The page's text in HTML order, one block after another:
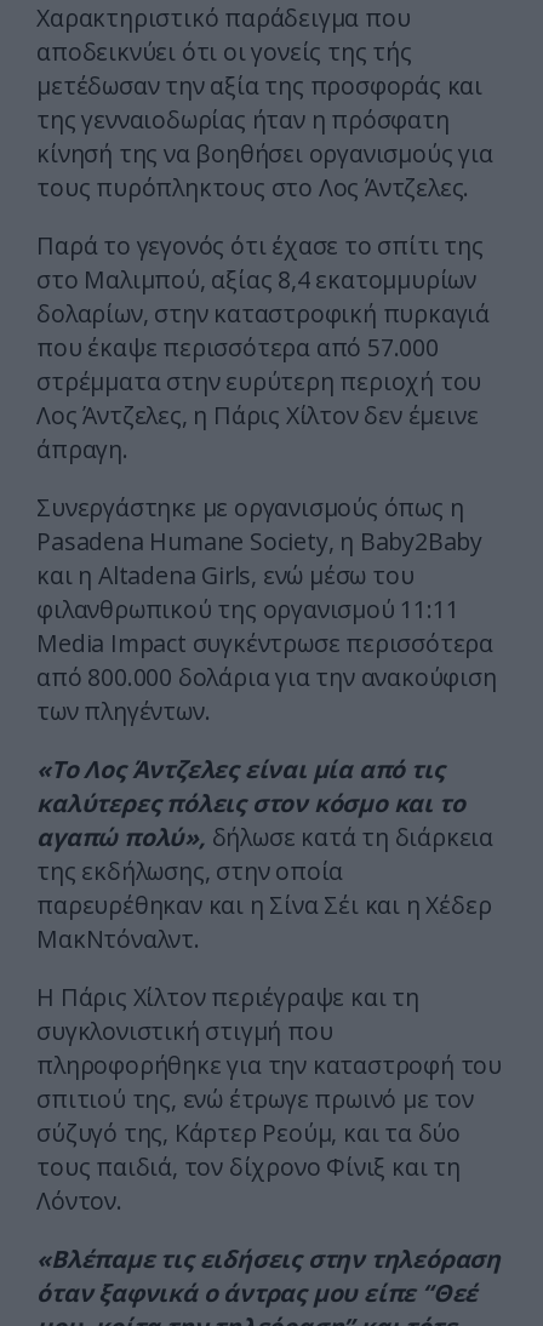
Χαρακτηριστικό παράδειγμα που
αποδεικνύει ότι οι γονείς της τής
μετέδωσαν την αξία της προσφοράς και
της γενναιοδωρίας ήταν η πρόσφατη
κίνησή της να βοηθήσει οργανισμούς για
τους πυρόπληκτους στο Λος Άντζελες.
Παρά το γεγονός ότι έχασε το σπίτι της
στο Μαλιμπού, αξίας 8,4 εκατομμυρίων
δολαρίων, στην καταστροφική πυρκαγιά
που έκαψε περισσότερα από 57.000
στρέμματα στην ευρύτερη περιοχή του
Λος Άντζελες, η Πάρις Χίλτον δεν έμεινε
άπραγη.
Συνεργάστηκε με οργανισμούς όπως η
Pasadena Humane Society, η Baby2Baby
και η Altadena Girls, ενώ μέσω του
φιλανθρωπικού της οργανισμού 11:11
Media Impact συγκέντρωσε περισσότερα
από 800.000 δολάρια για την ανακούφιση
των πληγέντων.
«Το Λος Άντζελες είναι μία από τις
καλύτερες πόλεις στον κόσμο και το
αγαπώ πολύ», δήλωσε κατά τη διάρκεια
της εκδήλωσης, στην οποία
παρευρέθηκαν και η Σίνα Σέι και η Χέδερ
ΜακΝτόναλντ.
Η Πάρις Χίλτον περιέγραψε και τη
συγκλονιστική στιγμή που
πληροφορήθηκε για την καταστροφή του
σπιτιού της, ενώ έτρωγε πρωινό με τον
σύζυγό της, Κάρτερ Ρεούμ, και τα δύο
τους παιδιά, τον δίχρονο Φίνιξ και τη
Λόντον.
«Βλέπαμε τις ειδήσεις στην τηλεόραση
όταν ξαφνικά ο άντρας μου είπε “Θεέ